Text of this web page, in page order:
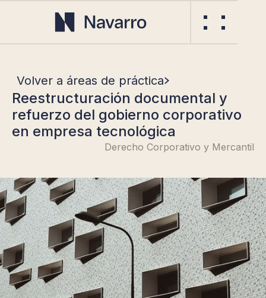
Volver a áreas de práctica
Reestructuración documental y
refuerzo del gobierno corporativo
en empresa tecnológica
Derecho Corporativo y Mercantil